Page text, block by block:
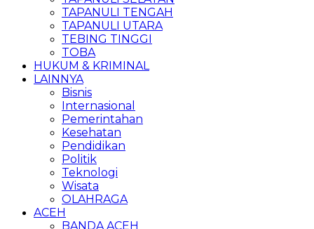
TAPANULI TENGAH
TAPANULI UTARA
TEBING TINGGI
TOBA
HUKUM & KRIMINAL
LAINNYA
Bisnis
Internasional
Pemerintahan
Kesehatan
Pendidikan
Politik
Teknologi
Wisata
OLAHRAGA
ACEH
BANDA ACEH